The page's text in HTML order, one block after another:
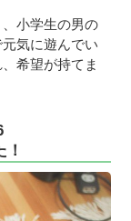
小学生の男の
気に遊んでい
希望が持てま